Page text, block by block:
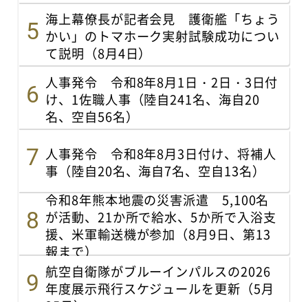
海上幕僚長が記者会見 護衛艦「ちょう
かい」のトマホーク実射試験成功につい
て説明（8月4日）
人事発令 令和8年8月1日・2日・3日付
け、1佐職人事（陸自241名、海自20
名、空自56名）
人事発令 令和8年8月3日付け、将補人
事（陸自20名、海自7名、空自13名）
令和8年熊本地震の災害派遣 5,100名
が活動、21か所で給水、5か所で入浴支
援、米軍輸送機が参加（8月9日、第13
報まで）
航空自衛隊がブルーインパルスの2026
年度展示飛行スケジュールを更新（5月